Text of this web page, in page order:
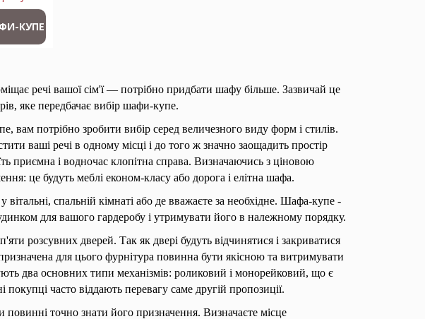
КУПЕ
речі вашої сім'ї — потрібно придбати шафу більше. Зазвичай це
яке передбачає вибір шафи-купе.
вам потрібно зробити вибір серед величезного виду форм і стилів.
ваші речі в одному місці і до того ж значно заощадить простір
приємна і водночас клопітна справа. Визначаючись з ціновою
це будуть меблі економ-класу або дорога і елітна шафа.
спальній кімнаті або де вважаєте за необхідне. Шафа-купе -
для вашого гардеробу і утримувати його в належному порядку.
розсувних дверей. Так як двері будуть відчинятися і закриватися
для цього фурнітура повинна бути якісною та витримувати
два основних типи механізмів: роликовий і монорейковий, що є
часто віддають перевагу саме другій пропозиції.
точно знати його призначення. Визначаєте місце